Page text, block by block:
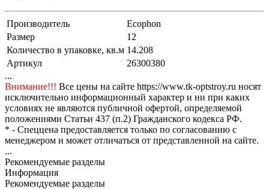
Производитель
Ecophon
Размер
12
Количество в упаковке, кв.м 14.208
Артикул
26300380
...
Внимание!!! Все цены на сайте https://www.tk-optstroy.ru носят
исключительно информационный характер и ни при каких
условиях не являются публичной офертой, определяемой
положениями Статьи 437 (п.2) Гражданского кодекса РФ.
* - Спеццена предоставляется только по согласованию с
менеджером и может отличаться от представленной на сайте.
...
Рекомендуемые разделы
Информация
Рекомендуемые разделы